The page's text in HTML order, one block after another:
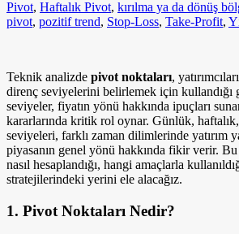
Pivot, Haftalık Pivot, kırılma ya da dönüş
pivot, pozitif trend, Stop-Loss, Take-Profit,
Teknik analizde pivot noktaları,
direnç seviyelerini belirlemek için kullandığı
seviyeler, fiyatın yönü hakkında ipuçları
kararlarında kritik rol oynar. Günlük,
seviyeleri, farklı zaman dilimlerinde yatırım
piyasanın genel yönü hakkında fikir verir.
nasıl hesaplandığı, hangi amaçlarla
stratejilerindeki yerini ele alacağız.
1. Pivot Noktaları Nedir?